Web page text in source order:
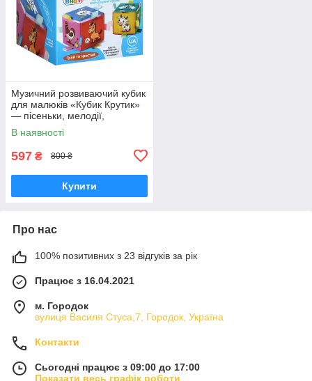
Музичний розвиваючий кубик
для малюків «Кубик Крутик»
— пісеньки, мелодії,
підсвічування
В наявності
597 ₴ 800 ₴
Купити
Про нас
100% позитивних з 23 відгуків за рік
Працює з 16.04.2021
м. Городок
вулиця Василя Стуса,7, Городок, Україна
Контакти
Сьогодні працює з 09:00 до 17:00
Показати весь графік роботи